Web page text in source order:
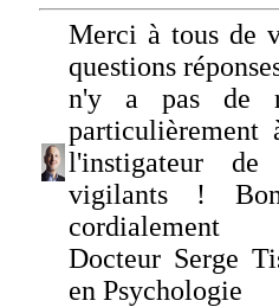
Merci à tous de
questions
n'y a pas de
l'instigateur de
vigilants !
cordialement
Docteur Serge
en Psychologie